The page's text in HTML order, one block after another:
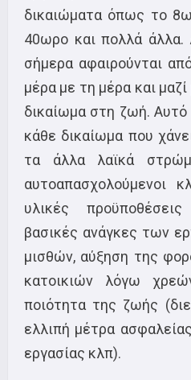
δικαιώματα όπως το
40ωρο και πολλά άλλα.
σήμερα αφαιρούνται
μέρα με τη μέρα και
δικαίωμα στη ζωή. Αυτό
κάθε δικαίωμα που
τα άλλα λαϊκά
αυτοαπασχολούμενοι
υλικές
βασικές ανάγκες των
μισθών, αύξηση της
κατοικιών λόγω
ποιότητα της ζωής
ελλιπή μέτρα
εργασίας κλπ).